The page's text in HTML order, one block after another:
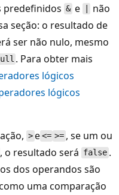
predefinidos&e
não
seção: o resultado de
ser não nulo, mesmo
. Para obter mais
lógicos
lógicos
>e<= >=, se um ou
, o resultado será false.
dos operandos são
uma comparação